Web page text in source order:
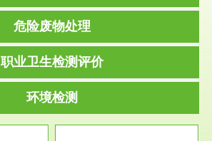
危险废物处理
职业卫生检测评价
环境检测